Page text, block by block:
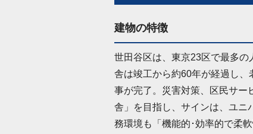
建物の特徴
世田谷区は、東京23区で最多
舎は竣工から約60年が経過し
事が完了。災害対策、区民サー
舎」を目指し、サインは、ユニ
務環境も「機能的･効率的で柔